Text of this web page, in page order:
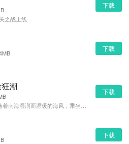
之战上线
下载
下载
狂潮
下载
下载